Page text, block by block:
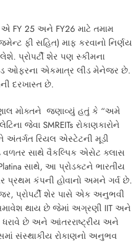
FY 25 અને FY26 માટે તમામ
ફી સહિત) માફ કરવાનો નિર્ણય
પ્રોપર્ટી શેર પણ સ્કીમના
ઓફરના એકમાત્ર લીડ મેનેજર છે.
દરખાસ્ત છે.
મોક્તને જણાવ્યું હતું કે “અમે
જેવા SMREITs રોકાણકારોને
અંતર્ગત રિયલ એસ્ટેટની મૂડી
વળતર સાથે વૈકલ્પિક એસેટ ક્લાસ
સાથે, આ પ્રોડક્ટને ભારતીય
પ્રથમ કંપની હોવાનો અમને ગર્વ છે.
પ્રોપર્ટી શેર પાસે એક અનુભવી
થાય છે જેમાં અગ્રણી IIT અને
ધરાવે છે અને આંતરરાષ્ટ્રીય અને
સંસ્થાકીય રોકાણનો અનુભવ